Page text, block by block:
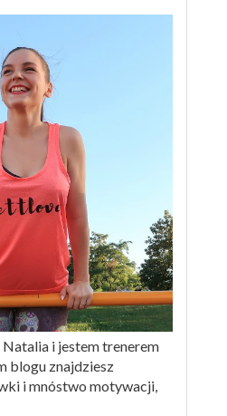
i jestem trenerem
blogu znajdziesz
i mnóstwo motywacji,